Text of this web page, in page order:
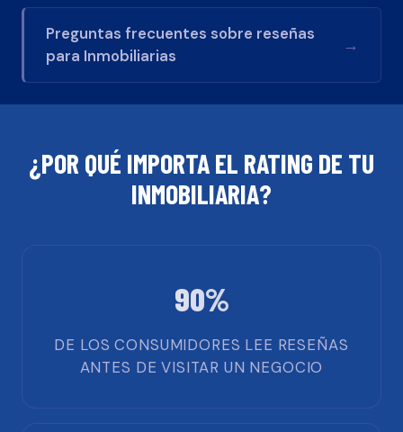
Preguntas frecuentes sobre reseñas
para Inmobiliarias
→
¿POR QUÉ IMPORTA EL RATING DE TU
INMOBILIARIA?
90%
DE LOS CONSUMIDORES LEE RESEÑAS
ANTES DE VISITAR UN NEGOCIO